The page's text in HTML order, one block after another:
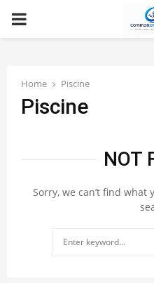
PRIMARY
Home Piscine
Piscine
NOT
Sorry, we can’t find what
for: